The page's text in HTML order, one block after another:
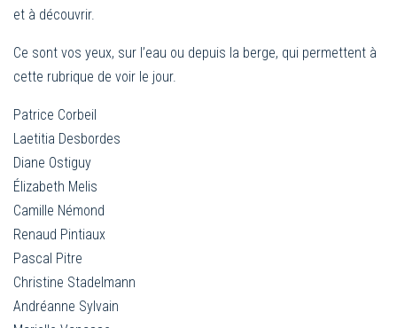
et à découvrir.
Ce sont vos yeux, sur l’eau ou depuis la berge, qui permettent à
cette rubrique de voir le jour.
Patrice Corbeil
Laetitia Desbordes
Diane Ostiguy
Élizabeth Melis
Camille Némond
Renaud Pintiaux
Pascal Pitre
Christine Stadelmann
Andréanne Sylvain